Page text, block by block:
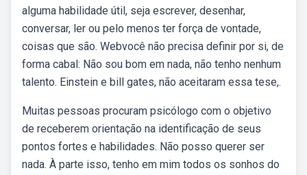
alguma habilidade útil, seja escrever, desenhar,
conversar, ler ou pelo menos ter força de vontade,
coisas que são. Webvocê não precisa definir por si, de
forma cabal: Não sou bom em nada, não tenho nenhum
talento. Einstein e bill gates, não aceitaram essa tese,.
Muitas pessoas procuram psicólogo com o objetivo
de receberem orientação na identificação de seus
pontos fortes e habilidades. Não posso querer ser
nada. À parte isso, tenho em mim todos os sonhos do